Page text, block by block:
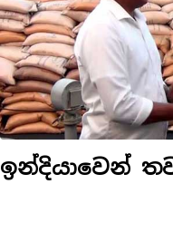
ඉන්දියාවෙන්